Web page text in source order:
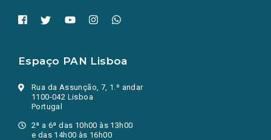
Espaço PAN Lisboa
Rua da Assunção, 7, 1.º andar
1100-042 Lisboa
Portugal
2ª a 6ª das 10h00 às 13h00
e das 14h00 às 16h00